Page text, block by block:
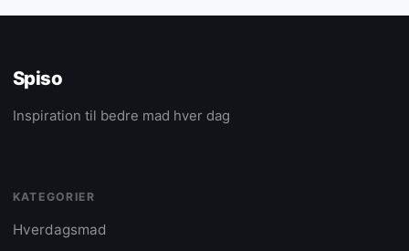
Spiso
Inspiration til bedre mad hver dag
KATEGORIER
Hverdagsmad